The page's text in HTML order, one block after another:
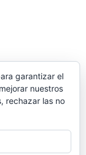
garantizar el
nuestros
rechazar las no